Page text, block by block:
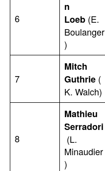
6
n
Loeb (E.
Boulanger
)
7
Mitch
Guthrie (
K. Walch)
8
Mathieu
Serradori
(L.
Minaudier
)